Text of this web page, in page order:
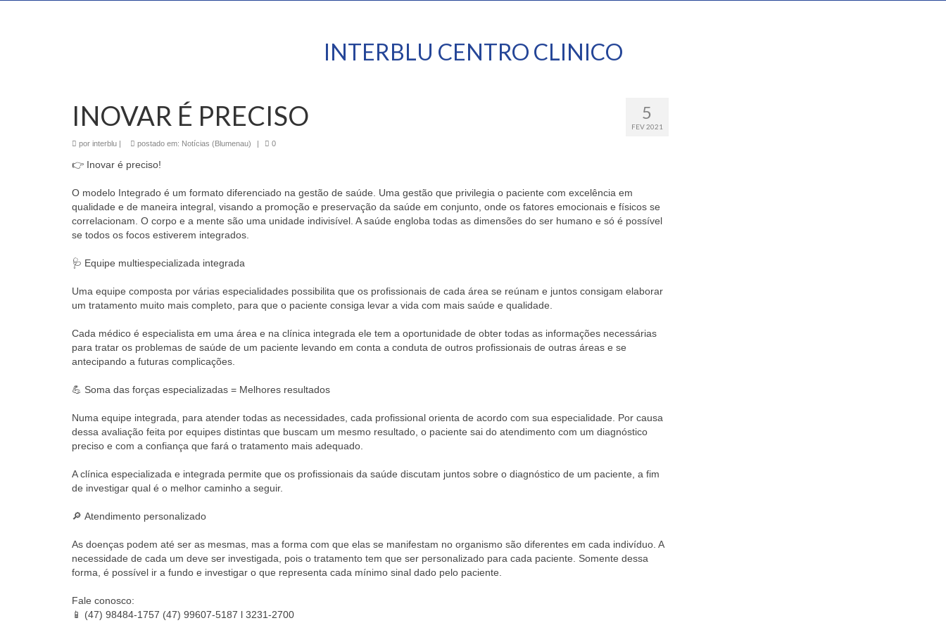
INTERBLU CENTRO CLINICO
5
FEV 2021
INOVAR É PRECISO
por interblu | postado em: Notícias (Blumenau) | 0
👉 Inovar é preciso!⠀
O modelo Integrado é um formato diferenciado na gestão de saúde. Uma gestão que privilegia o paciente com excelência em
qualidade e de maneira integral, visando a promoção e preservação da saúde em conjunto, onde os fatores emocionais e físicos se
correlacionam. O corpo e a mente são uma unidade indivisível. A saúde engloba todas as dimensões do ser humano e só é possível
se todos os focos estiverem integrados. ⠀
🩺 Equipe multiespecializada integrada ⠀
Uma equipe composta por várias especialidades possibilita que os profissionais de cada área se reúnam e juntos consigam elaborar
um tratamento muito mais completo, para que o paciente consiga levar a vida com mais saúde e qualidade.⠀
Cada médico é especialista em uma área e na clínica integrada ele tem a oportunidade de obter todas as informações necessárias
para tratar os problemas de saúde de um paciente levando em conta a conduta de outros profissionais de outras áreas e se
antecipando a futuras complicações.⠀
💪 Soma das forças especializadas = Melhores resultados⠀
Numa equipe integrada, para atender todas as necessidades, cada profissional orienta de acordo com sua especialidade. Por causa
dessa avaliação feita por equipes distintas que buscam um mesmo resultado, o paciente sai do atendimento com um diagnóstico
preciso e com a confiança que fará o tratamento mais adequado.⠀
A clínica especializada e integrada permite que os profissionais da saúde discutam juntos sobre o diagnóstico de um paciente, a fim
de investigar qual é o melhor caminho a seguir.⠀
🔎 Atendimento personalizado⠀
As doenças podem até ser as mesmas, mas a forma com que elas se manifestam no organismo são diferentes em cada indivíduo. A
necessidade de cada um deve ser investigada, pois o tratamento tem que ser personalizado para cada paciente. Somente dessa
forma, é possível ir a fundo e investigar o que representa cada mínimo sinal dado pelo paciente.⠀
Fale conosco:
📱 (47) 98484-1757 (47) 99607-5187 l 3231-2700